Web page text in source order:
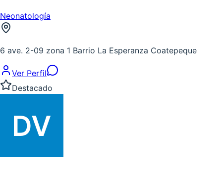
Neonatología
6 ave. 2-09 zona 1 Barrio La Esperanza Coatepeque
Ver Perfil
Destacado